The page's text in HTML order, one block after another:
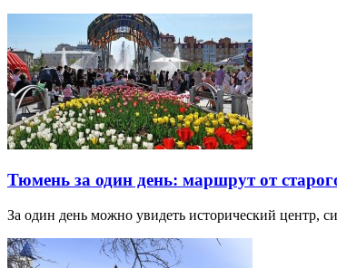
Тюмень за один день: маршрут от
За один день можно увидеть исторический центр,